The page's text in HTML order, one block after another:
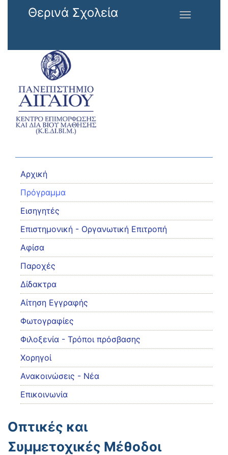
Παράκαμψη προς το κυρίως περιεχόμενο
Θερινά Σχολεία
Toggle
Αρχική
Πρόγραμμα
Εισηγητές
Eπιστημονική - Οργανωτική Επιτροπή
Αφίσα
Παροχές
Δίδακτρα
Αίτηση Εγγραφής
Φωτογραφίες
Φιλοξενία - Τρόποι πρόσβασης
Χορηγοί
Ανακοινώσεις - Νέα
Επικοινωνία
Οπτικές και
Συμμετοχικές Μέθοδοι